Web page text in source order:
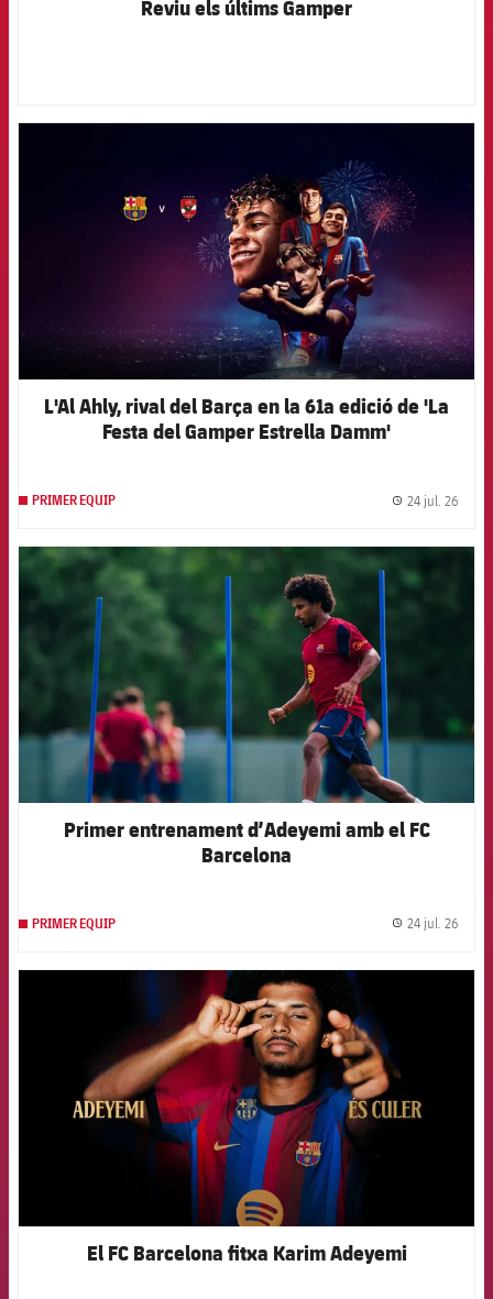
Reviu els últims Gamper
L'Al Ahly, rival del Barça en la 61a edició de 'La
Festa del Gamper Estrella Damm'
PRIMER EQUIP 24 jul. 26
FCB Barcelona badge
Primer entrenament d’Adeyemi amb el FC
Barcelona
PRIMER EQUIP 24 jul. 26
FCB Barcelona badge
El FC Barcelona fitxa Karim Adeyemi